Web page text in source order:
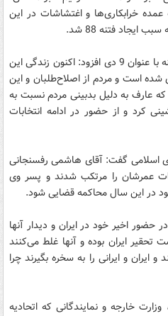
خرابکاری‌ها و اغتشاشات در این
فتنه 88 شد.
وی با اشاره به روز محاکمه سران فتنه با عنوان 9 دی افزود: اکنون زندگی این
است و مردم از اصلاح‌طلبان و این
که عارف به دلیل بدبینی مردم نسبت به
کرد و از حضور در ادامه انتخابات
اسلامی گفت: آقای هاشمی رفسنجانی
اشتباهات عمرشان را مرتکب شدند و پسر وی
در این سال محاکمه قضایی شود.
حضور اخیر خود در ایران و دیدار آنها
تحقیر ایران بوده و آنها غلط می‌کنند
ایران و ایرانی را به سخره بگیرند چرا
خارجه و نمایندگانی که اتحادیه